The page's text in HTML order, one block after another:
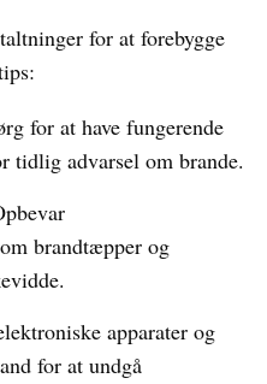
for at forebygge
for at have fungerende
tidlig advarsel om brande.
brandtæpper og
apparater og
for at undgå